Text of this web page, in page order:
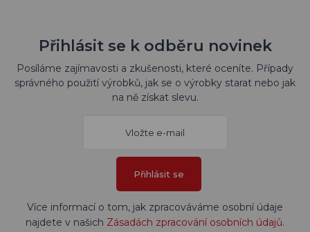
Přihlásit se k odběru novinek
Posíláme zajímavosti a zkušenosti, které oceníte. Případy
správného použití výrobků, jak se o výrobky starat nebo jak
na ně získat slevu.
Přihlásit se
Více informací o tom, jak zpracováváme osobní údaje
najdete v našich Zásadách zpracování osobních údajů.